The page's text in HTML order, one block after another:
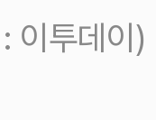
이투데